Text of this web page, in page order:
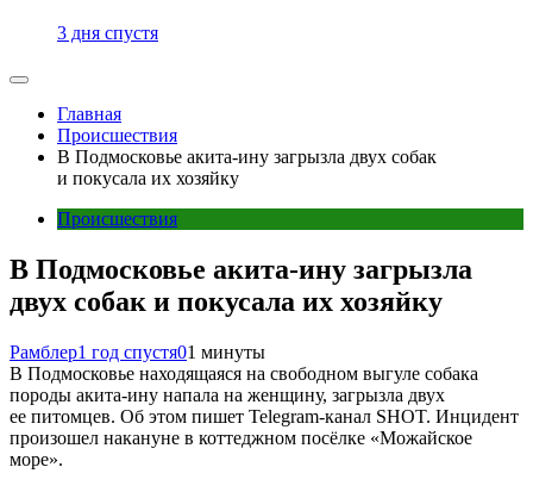
3 дня спустя
Главная
Происшествия
В Подмосковье акита-ину загрызла двух собак
и покусала их хозяйку
Происшествия
В Подмосковье акита-ину загрызла
двух собак и покусала их хозяйку
Рамблер1 год спустя01 минуты
В Подмосковье находящаяся на свободном выгуле собака
породы акита-ину напала на женщину, загрызла двух
ее питомцев. Об этом пишет Telegram-канал SHOT. Инцидент
произошел накануне в коттеджном посёлке «Можайское
море».